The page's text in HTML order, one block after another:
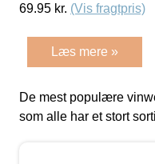
69.95 kr. (Vis fragtpris)
Læs mere »
De mest populære
som alle har et stort